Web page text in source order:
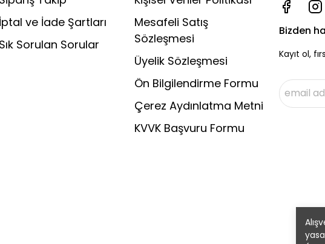
İptal ve İade Şartları
Sık Sorulan Sorular
Mesafeli Satış
Sözleşmesi
Üyelik Sözleşmesi
Ön Bilgilendirme Formu
Çerez Aydınlatma Metni
KVVK Başvuru Formu
Bizden
Kayıt ol,